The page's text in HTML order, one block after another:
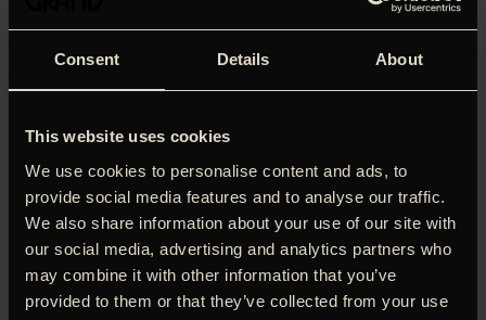
Consent Details About
This website uses cookies
We use cookies to personalise content and ads, to
provide social media features and to analyse our traffic.
We also share information about your use of our site with
our social media, advertising and analytics partners who
may combine it with other information that you’ve
provided to them or that they’ve collected from your use
‘Disse damer er så kloge, vittige og stærke, at det
smerter en at tage afsked, når filmen er slut.’
Felperin, Filmmagasinet Ekko (5 stjerner)
Fra tid til anden mødes fire nære veninder for at
hyggesludre og mindes gamle dage. Denne gang har de